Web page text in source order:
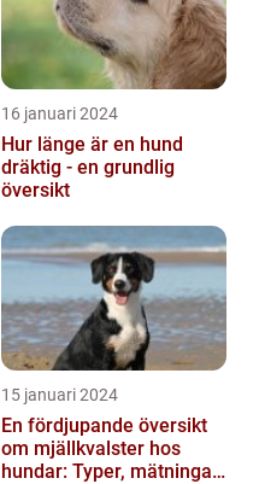
16 januari 2024
Hur länge är en hund
dräktig - en grundlig
översikt
15 januari 2024
En fördjupande översikt
om mjällkvalster hos
hundar: Typer, mätningar